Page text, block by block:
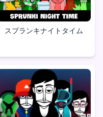
スプランキナイトタイム